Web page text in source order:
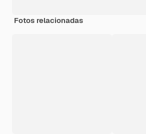
Fotos relacionadas